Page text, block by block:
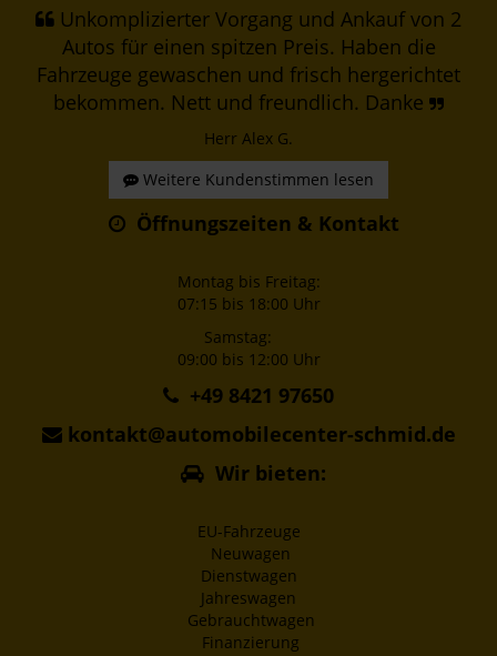
Unkomplizierter Vorgang und Ankauf von 2
Autos für einen spitzen Preis. Haben die
Fahrzeuge gewaschen und frisch hergerichtet
bekommen. Nett und freundlich. Danke
Herr Alex G.
Weitere Kundenstimmen lesen
Öffnungszeiten & Kontakt
Montag bis Freitag:
07:15 bis 18:00 Uhr
Samstag:
09:00 bis 12:00 Uhr
+49 8421 97650
kontakt@automobilecenter-schmid.de
Wir bieten:
EU-Fahrzeuge
Neuwagen
Dienstwagen
Jahreswagen
Gebrauchtwagen
Finanzierung